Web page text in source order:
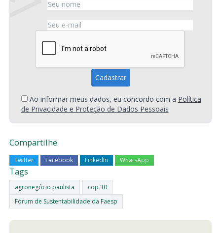
Ao informar meus dados, eu concordo com a Política
de Privacidade e Proteção de Dados Pessoais
Compartilhe
Twitter Facebook LinkedIn WhatsApp
Tags
agronegócio paulista
cop 30
Fórum de Sustentabilidade da Faesp